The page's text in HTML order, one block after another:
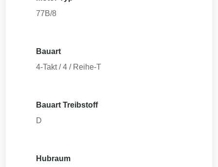
77B/8
Bauart
4-Takt / 4 / Reihe-T
Bauart Treibstoff
D
Hubraum